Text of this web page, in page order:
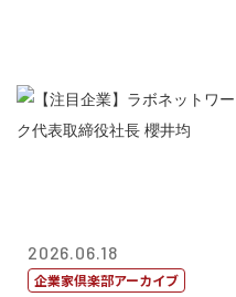
2026.06.18
企業家倶楽部アーカイブ